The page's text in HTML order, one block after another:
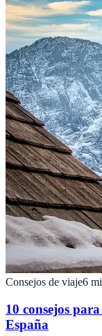
Consejos de viaje6
10 consejos
España